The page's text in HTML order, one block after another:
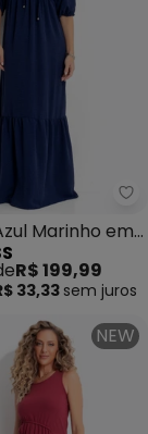
Bordô em
Marinho em
R$ 199,99
33,33 sem juros
NEW